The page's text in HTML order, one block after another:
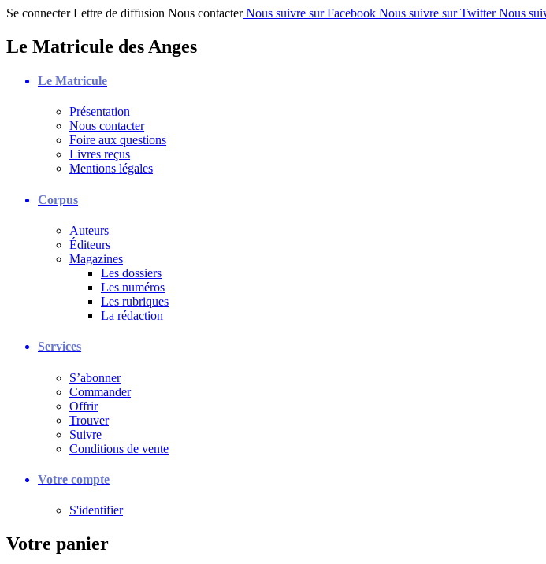
Se connecter Lettre de diffusion Nous contacter Nous suivre sur Facebook Nous suivre sur Twitter Nous
Le Matricule des Anges
Le Matricule
Présentation
Nous contacter
Foire aux questions
Livres reçus
Mentions légales
Corpus
Auteurs
Éditeurs
Magazines
Les dossiers
Les numéros
Les rubriques
La rédaction
Services
S’abonner
Commander
Offrir
Trouver
Suivre
Conditions de vente
Votre compte
S'identifier
Votre panier